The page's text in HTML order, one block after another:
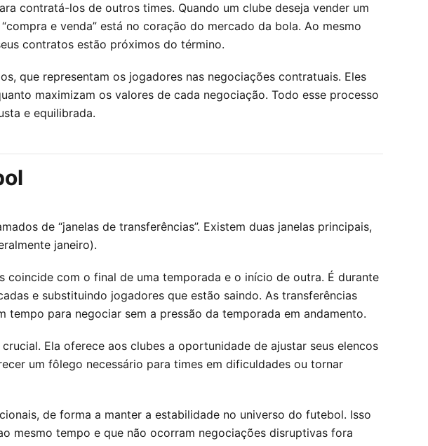
contratá-los de outros times. Quando um clube deseja vender um
e venda” está no coração do mercado da bola. Ao mesmo
contratos estão próximos do término.
que representam os jogadores nas negociações contratuais. Eles
maximizam os valores de cada negociação. Todo esse processo
e equilibrada.
de “janelas de transferências”. Existem duas janelas principais,
janeiro).
coincide com o final de uma temporada e o início de outra. É durante
e substituindo jogadores que estão saindo. As transferências
para negociar sem a pressão da temporada em andamento.
Ela oferece aos clubes a oportunidade de ajustar seus elencos
um fôlego necessário para times em dificuldades ou tornar
de forma a manter a estabilidade no universo do futebol. Isso
mesmo tempo e que não ocorram negociações disruptivas fora